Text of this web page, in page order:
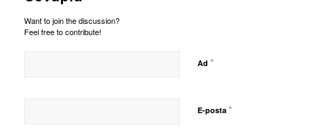
Want to join the discussion?
Feel free to contribute!
Ad *
E-posta *